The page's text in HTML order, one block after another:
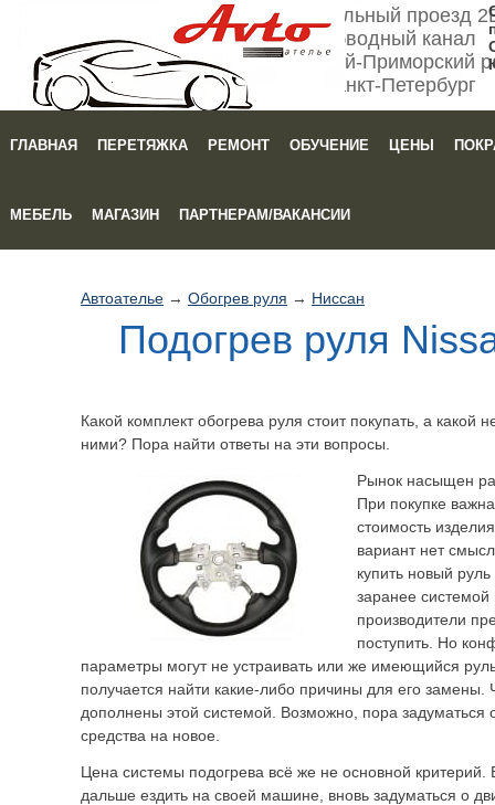
Мебельный проезд
Обводный канал
Кировский-Приморский
Санкт-Петербург
ГЛАВНАЯ ПЕРЕТЯЖКА РЕМОНТ ОБУЧЕНИЕ ЦЕНЫ
МЕБЕЛЬ МАГАЗИН ПАРТНЕРАМ/ВАКАНСИИ
Автоателье → Обогрев руля → Ниссан
Подогрев руля
Какой комплект обогрева руля стоит покупать, а какой
ними? Пора найти ответы на эти вопросы.
Рынок насыщен
При покупке
стоимость
вариант нет
купить новый
заранее
производители
поступить. Но
параметры могут не устраивать или же имеющийся
получается найти какие-либо причины для его замены.
дополнены этой системой. Возможно, пора задуматься
средства на новое.
Цена системы подогрева всё же не основной критерий.
дальше ездить на своей машине, вновь задуматься о